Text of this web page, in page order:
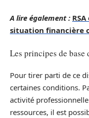
A lire également :
situation financière
Les principes de base
Pour tirer parti de ce
certaines conditions.
activité
ressources, il est